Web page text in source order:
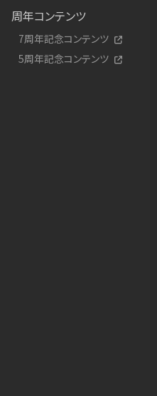
周年コンテンツ
7周年記念コンテンツ
5周年記念コンテンツ